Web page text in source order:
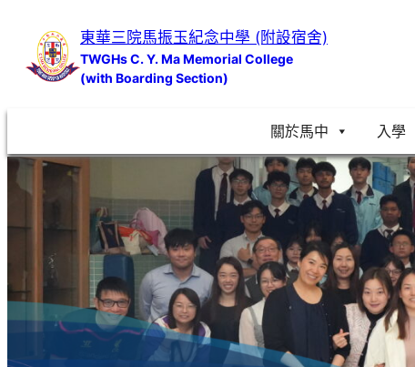
內
東華三院馬振玉紀念中學 (附設宿舍)
TWGHs C. Y. Ma Memorial College
(with Boarding Section)
關於馬中 入學